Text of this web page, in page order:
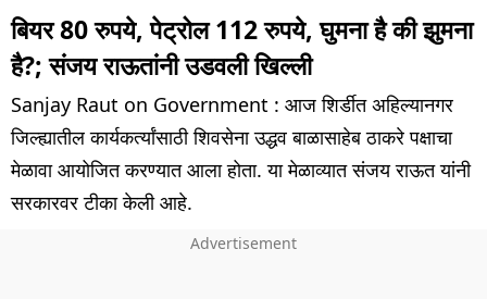
बियर 80 रुपये, पेट्रोल 112 रुपये, घुमना है की झुमना
है?; संजय राऊतांनी उडवली खिल्ली
Sanjay Raut on Government : आज शिर्डीत अहिल्यानगर
जिल्ह्यातील कार्यकर्त्यांसाठी शिवसेना उद्धव बाळासाहेब ठाकरे पक्षाचा
मेळावा आयोजित करण्यात आला होता. या मेळाव्यात संजय राऊत यांनी
सरकारवर टीका केली आहे.